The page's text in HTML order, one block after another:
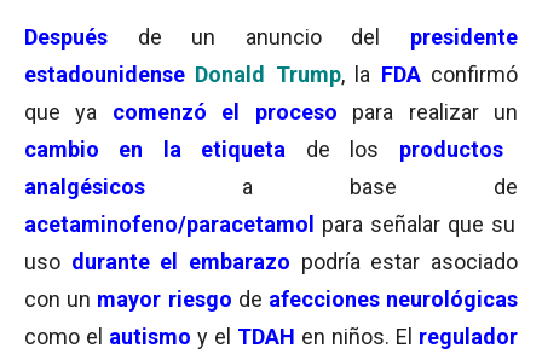
Después de un anuncio del presidente
estadounidense Donald Trump, la FDA confirmó
que ya comenzó el proceso
para realizar un
cambio en la etiqueta de los productos
analgésicos a base de
acetaminofeno/paracetamol
para señalar que su
uso durante el embarazo podría estar asociado
con un mayor riesgo de afecciones neurológicas
como el autismo y el TDAH en niños. El regulador